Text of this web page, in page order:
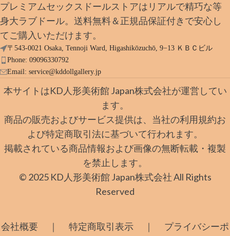
プレミアムセックスドールストアはリアルで精巧な等
身大ラブドール。送料無料＆正規品保証付きで安心し
てご購入いただけます。
〒543-0021 Osaka, Tennoji Ward, Higashikōzuchō, 9−13 ＫＢＣビル
Phone: 09096330792
Email: service@kddollgallery.jp
本サイトはKD人形美術館 Japan株式会社が運営してい
ます。
商品の販売およびサービス提供は、当社の利用規約お
よび特定商取引法に基づいて行われます。
掲載されている商品情報および画像の無断転載・複製
を禁止します。
© 2025 KD人形美術館 Japan株式会社 All Rights
Reserved
会社概要 ｜ 特定商取引表示 ｜ プライバシーポ